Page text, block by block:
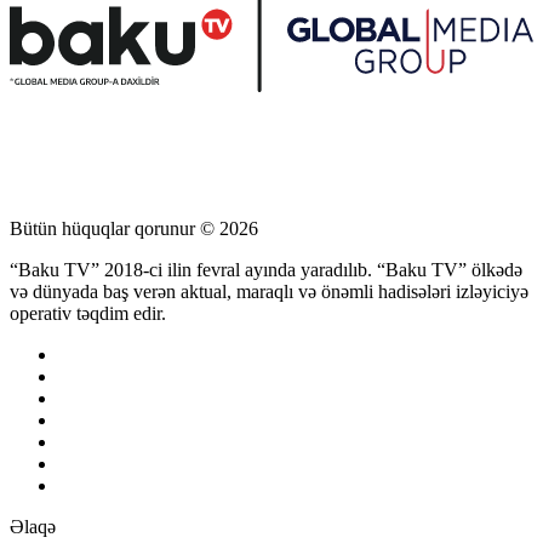
Bütün hüquqlar qorunur © 2026
“Baku TV” 2018-ci ilin fevral ayında yaradılıb. “Baku TV” ölkədə
və dünyada baş verən aktual, maraqlı və önəmli hadisələri izləyiciyə
operativ təqdim edir.
Əlaqə